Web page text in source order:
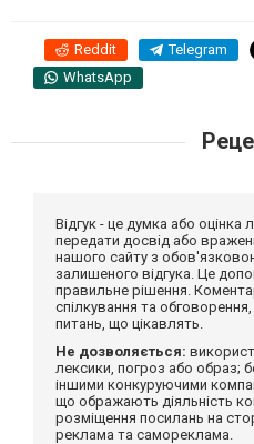
Reddit Telegram
WhatsApp
Відгук - це думка або
передати досвід або
нашого сайту з
залишеного відгука. Це
правильне рішення.
спілкування та
питань, що цікавлять.
Не дозволяється:
лексики, погроз або образ;
іншими конкуруючими
що ображають діяльність
розміщення посилань на
реклама та самореклама.